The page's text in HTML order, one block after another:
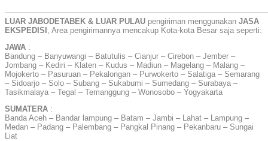
LUAR JABODETABEK & LUAR PULAU pengiriman menggunakan JASA
EKSPEDISI , Area pengirimannya mencakup Kota-kota Besar saja seperti:
JAWA :
Bandung – Banyuwangi – Batutulis – Cianjur – Cirebon – Jember –
Jombang – Kediri – Klaten – Kudus – Madiun – Magelang – Malang –
Mojokerto – Pasuruan – Pekalongan – Purwokerto – Salatiga – Semarang
– Sidoarjo – Solo – Subang – Sukabumi – Sumedang – Surabaya –
Tasikmalaya – Tegal – Temanggung – Wonosobo – Yogyakarta
SUMATERA :
Banda Aceh – Bandar lampung – Batam – Jambi – Lahat – Lampung –
Medan – Padang – Palembang – Pangkal Pinang – Pekanbaru – Sungai
Liat